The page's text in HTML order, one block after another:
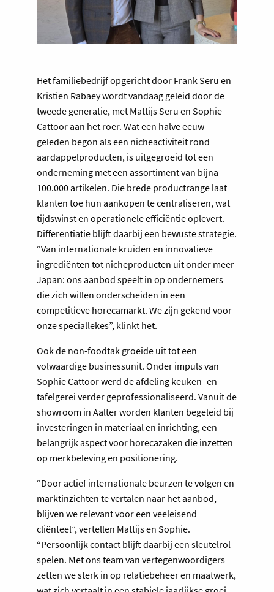
Het familiebedrijf opgericht door Frank Seru en
Kristien Rabaey wordt vandaag geleid door de
tweede generatie, met Mattijs Seru en Sophie
Cattoor aan het roer. Wat een halve eeuw
geleden begon als een nicheactiviteit rond
aardappelproducten, is uitgegroeid tot een
onderneming met een assortiment van bijna
100.000 artikelen. Die brede productrange laat
klanten toe hun aankopen te centraliseren, wat
tijdswinst en operationele efficiëntie oplevert.
Differentiatie blijft daarbij een bewuste strategie.
“Van internationale kruiden en innovatieve
ingrediënten tot nicheproducten uit onder meer
Japan: ons aanbod speelt in op ondernemers
die zich willen onderscheiden in een
competitieve horecamarkt. We zijn gekend voor
onze speciallekes”, klinkt het.
Ook de non-foodtak groeide uit tot een
volwaardige businessunit. Onder impuls van
Sophie Cattoor werd de afdeling keuken- en
tafelgerei verder geprofessionaliseerd. Vanuit de
showroom in Aalter worden klanten begeleid bij
investeringen in materiaal en inrichting, een
belangrijk aspect voor horecazaken die inzetten
op merkbeleving en positionering.
“Door actief internationale beurzen te volgen en
marktinzichten te vertalen naar het aanbod,
blijven we relevant voor een veeleisend
cliënteel”, vertellen Mattijs en Sophie.
“Persoonlijk contact blijft daarbij een sleutelrol
spelen. Met ons team van vertegenwoordigers
zetten we sterk in op relatiebeheer en maatwerk,